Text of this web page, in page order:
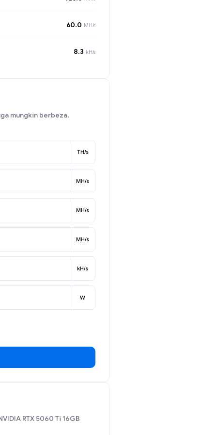
60.0 MH/s
8.3 kH/s
mungkin berbeza.
TH/s
MH/s
MH/s
MH/s
kH/s
W
RTX 5060 Ti 16GB